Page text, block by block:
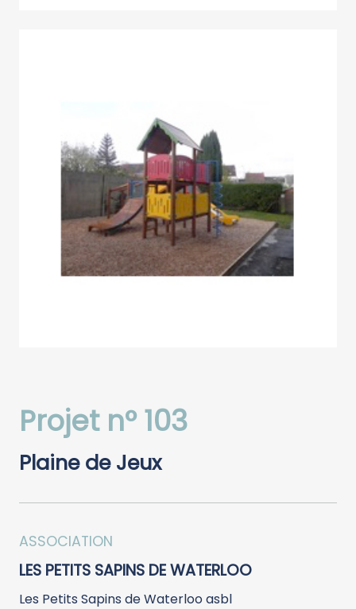
Projet n° 103
Plaine de Jeux
ASSOCIATION
LES PETITS SAPINS DE WATERLOO
Les Petits Sapins de Waterloo asbl